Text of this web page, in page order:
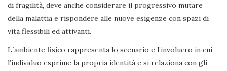
di fragilità, deve anche considerare il progressivo mutare
della malattia e rispondere alle nuove esigenze con spazi di
vita flessibili ed attivanti.
L´ambiente fisico rappresenta lo scenario e l’involucro in cui
l’individuo esprime la propria identità e si relaziona con gli